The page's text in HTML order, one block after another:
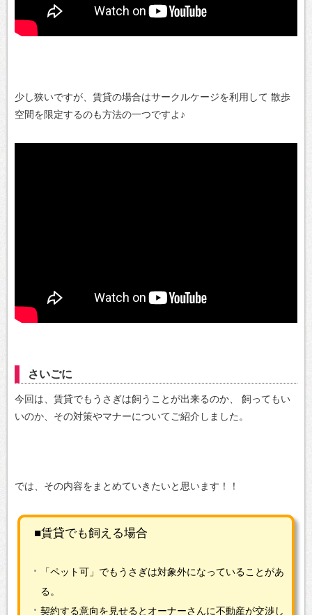
少し狭いですが、賃貸の場合はサークルケージを利用して 散歩
空間を限定するのも方法の一つですよ♪
さいごに
今回は、賃貸でもうさぎは飼うことが出来るのか、
飼ってもい
いのか、その対策やマナーについてご紹介しました。
では、その内容をまとめていきたいと思います！！
■賃貸でも飼える場合
「ペット可」でもうさぎは対象外になっていることがあ
る。
契約する意向を見せるとオーナーさんに不動産が交渉し